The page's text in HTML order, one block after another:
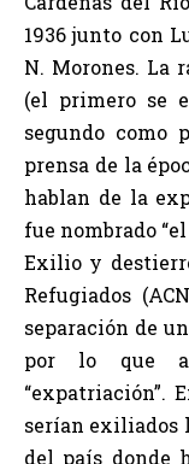
1936 junto con
N. Morones. La
(el primero se
segundo como
prensa de la
hablan de la
fue nombrado
Exilio y
Refugiados
separación de
por lo que
“expatriación”.
serían exiliados
del país donde